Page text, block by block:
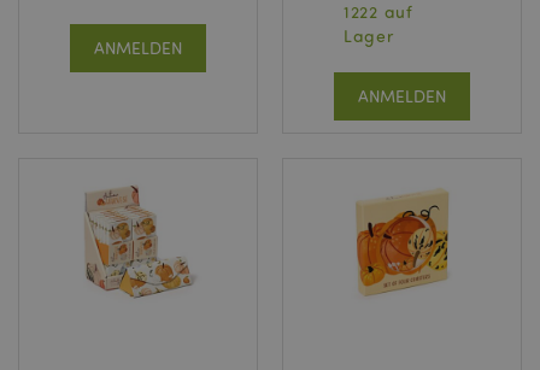
ANMELDEN
1222 auf
Lager
ANMELDEN